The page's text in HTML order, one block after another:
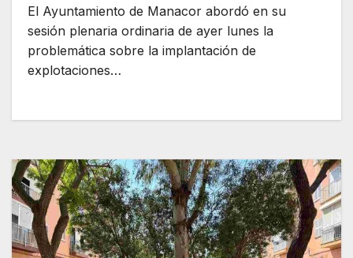
El Ayuntamiento de Manacor abordó en su
sesión plenaria ordinaria de ayer lunes la
problemática sobre la implantación de
explotaciones…